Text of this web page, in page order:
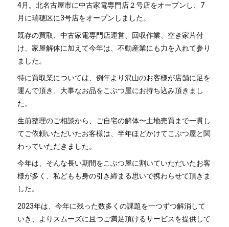
4月。北名古屋市に中古家電専門店２号店をオープンし、7
月に瑞穂区に3号店をオープンしました。
既存の買取、中古家電専門店運営、回収作業、空き家片付
け、家屋解体に加えて今年は、不動産業にも力を入れて参り
ました。
特に買取業については、例年より沢山のお客様が店舗に足を
運んで頂き、大事なお品をこぶつ屋にお持ち込み頂きまし
た。
生前整理のご相談から、ご自宅の解体〜土地売買まで一貫し
てご依頼いただいたお客様は、半年ほどかけてこぶつ屋と関
わっていただきました。
今年は、そんな長い期間をこぶつ屋に割いていただいたお客
様が多く、私どもも身の引き締まる思いで携わらせて頂きま
した。
2023年は、今年に残った数多くの課題を一つずつ解消して
いき、よりスムーズに且つご満足頂けるサービスを提供して